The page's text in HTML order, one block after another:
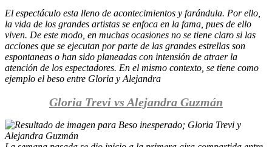
El espectáculo esta lleno de acontecimientos y farándula. Por ello,
la vida de los grandes artistas se enfoca en la fama, pues de ello
viven. De este modo, en muchas ocasiones no se tiene claro si las
acciones que se ejecutan por parte de las grandes estrellas son
espontaneas o han sido planeadas con intensión de atraer la
atención de los espectadores. En el mismo contexto, se tiene como
ejemplo el beso entre Gloria y Alejandra
Gloria Trevi vs Alejandra Guzmán